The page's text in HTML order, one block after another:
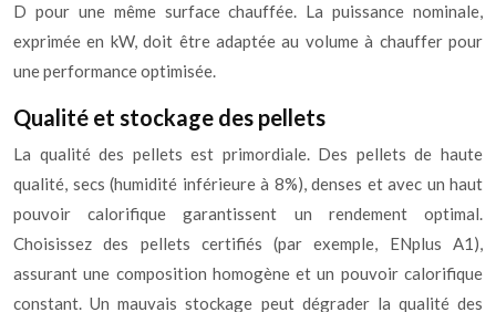
D pour une même surface chauffée. La puissance nominale,
exprimée en kW, doit être adaptée au volume à chauffer pour
une performance optimisée.
Qualité et stockage des pellets
La qualité des pellets est primordiale. Des pellets de haute
qualité, secs (humidité inférieure à 8%), denses et avec un haut
pouvoir calorifique garantissent un rendement optimal.
Choisissez des pellets certifiés (par exemple, ENplus A1),
assurant une composition homogène et un pouvoir calorifique
constant. Un mauvais stockage peut dégrader la qualité des